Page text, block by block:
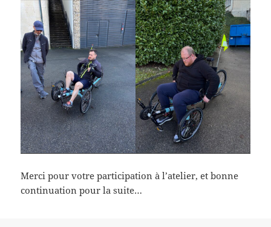
Merci pour votre participation à l’atelier, et bonne
continuation pour la suite…